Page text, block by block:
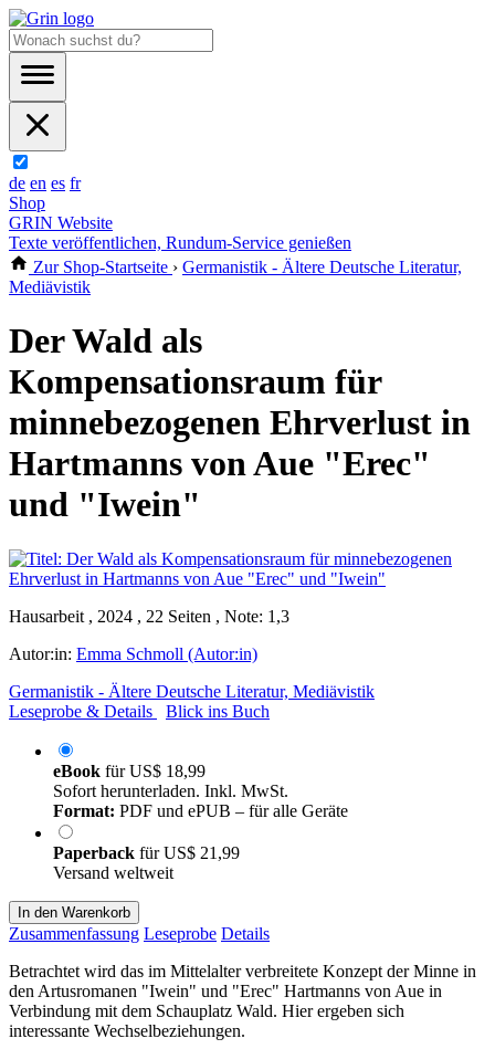
de en es fr
Shop
GRIN Website
Texte veröffentlichen, Rundum-Service genießen
Zur Shop-Startseite › Germanistik - Ältere Deutsche Literatur,
Mediävistik
Der Wald als
Kompensationsraum für
minnebezogenen Ehrverlust in
Hartmanns von Aue "Erec"
und "Iwein"
Hausarbeit , 2024 , 22 Seiten , Note: 1,3
Autor:in: Emma Schmoll (Autor:in)
Germanistik - Ältere Deutsche Literatur, Mediävistik
Leseprobe & Details
Blick ins Buch
eBook fürUS$ 18,99
Sofort herunterladen. Inkl. MwSt.
Format: PDF und ePUB – für alle Geräte
Paperback fürUS$ 21,99
Versand weltweit
In den Warenkorb
Zusammenfassung Leseprobe Details
Betrachtet wird das im Mittelalter verbreitete Konzept der Minne in
den Artusromanen "Iwein" und "Erec" Hartmanns von Aue in
Verbindung mit dem Schauplatz Wald. Hier ergeben sich
interessante Wechselbeziehungen.